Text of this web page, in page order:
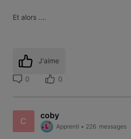
Et alors ....
J'aime
0 0
C
coby
Apprenti • 226 messages